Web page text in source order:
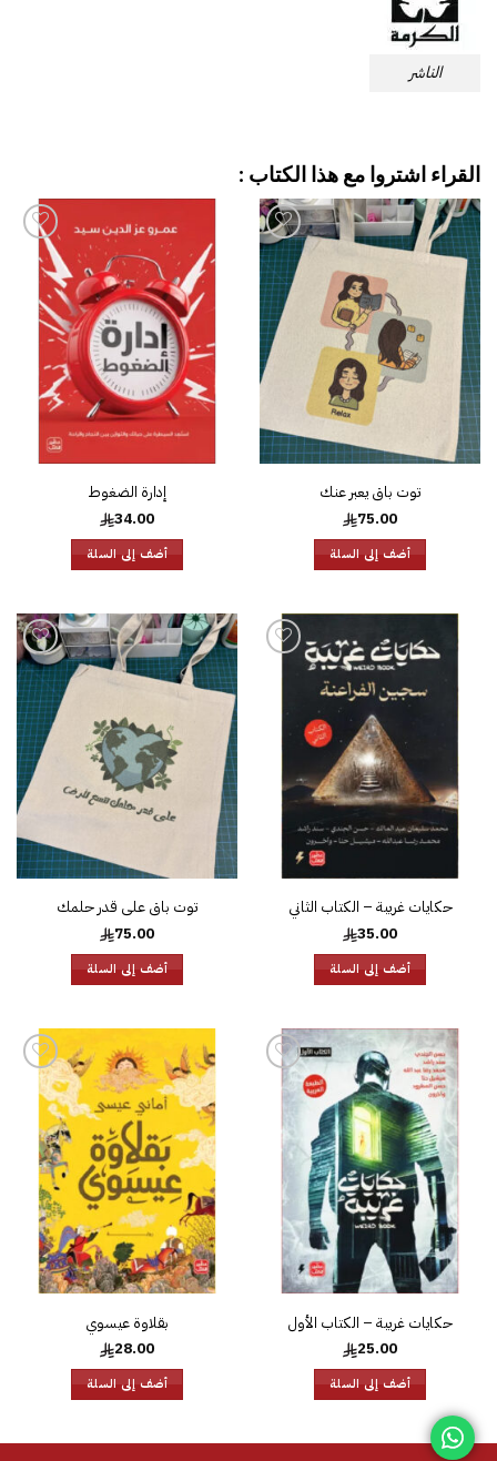
الناشر
القراء اشتروا مع هذا الكتاب :
إضافة
إلى
قائمة
الرغبات
توت باق يعبر عنك
75.00
أضف إلى السلة
إضافة
إلى
الرغبات
إدارة الضغوط
34.00
أضف إلى السلة
إلى
الرغبات
حكايات غريبة – الكتاب الثاني
35.00
أضف إلى السلة
إضافة
إلى
قائمة
الرغبات
توت باق على قدر حلمك
75.00
أضف إلى السلة
إضافة
قائمة
الرغبات
حكايات غريبة – الكتاب الأول
25.00
أضف إلى السلة
إضافة
إلى
قائمة
الرغبات
بقلاوة عيسوي
28.00
أضف إلى السلة